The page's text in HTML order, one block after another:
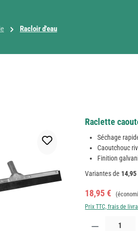
Racloir d'eau
Raclette
Séchage
Caoutchouc
Finition
Variantes de 14,95
Prix de vente :
18,95 € Prix
Prix TTC, frais de
Quantité de